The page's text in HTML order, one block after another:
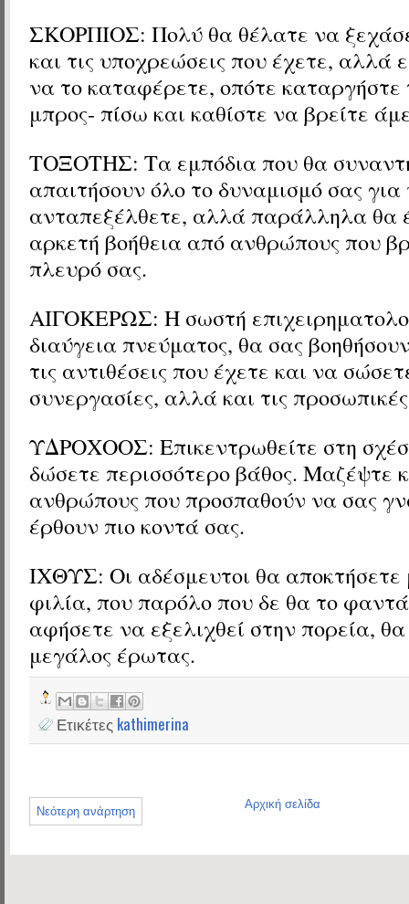
ΣΚΟΡΠΙΟΣ: Πολύ θα θέλατε να
και τις υποχρεώσεις που έχετε, αλλά
να το καταφέρετε, οπότε καταργήστε
μπρος- πίσω και καθίστε να βρείτε
ΤΟΞΟΤΗΣ: Τα εμπόδια που θα
απαιτήσουν όλο το δυναμισμό σας για
ανταπεξέλθετε, αλλά παράλληλα θα
αρκετή βοήθεια από ανθρώπους που
πλευρό σας.
ΑΙΓΟΚΕΡΩΣ: Η σωστή
διαύγεια πνεύματος, θα σας
τις αντιθέσεις που έχετε και να
συνεργασίες, αλλά και τις
ΥΔΡΟΧΟΟΣ: Επικεντρωθείτε στη
δώσετε περισσότερο βάθος. Μαζέψτε
ανθρώπους που προσπαθούν να σας
έρθουν πιο κοντά σας.
ΙΧΘΥΣ: Οι αδέσμευτοι θα αποκτήσετε
φιλία, που παρόλο που δε θα το
αφήσετε να εξελιχθεί στην πορεία, θα
μεγάλος έρωτας.
Ετικέτες kathimerina
Νεότερη ανάρτηση
Αρχική σελίδα